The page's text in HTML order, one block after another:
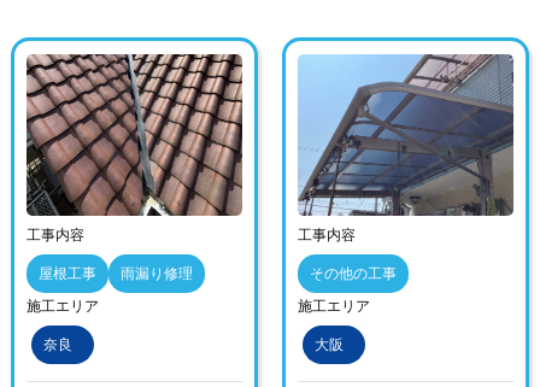
工事内容
屋根工事
雨漏り修理
施工エリア
奈良
工事内容
その他の工事
施工エリア
大阪